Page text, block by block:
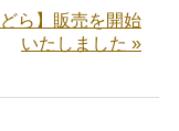
どら】販売を開始
いたしました »